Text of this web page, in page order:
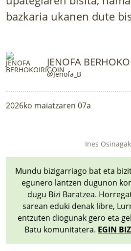
LURRAREN AGENDA
bazkaria ukanen dute
JENOFA
@Jenofa_B
2026ko maiatzaren 07a
Ines
Mundu bizigarriago bat eta
egunero lantzen dugunon
dugu Bizi Baratzea.
sarean eduki denak libre,
entzuten diogunak gero eta
Batu komunitatera. EGIN